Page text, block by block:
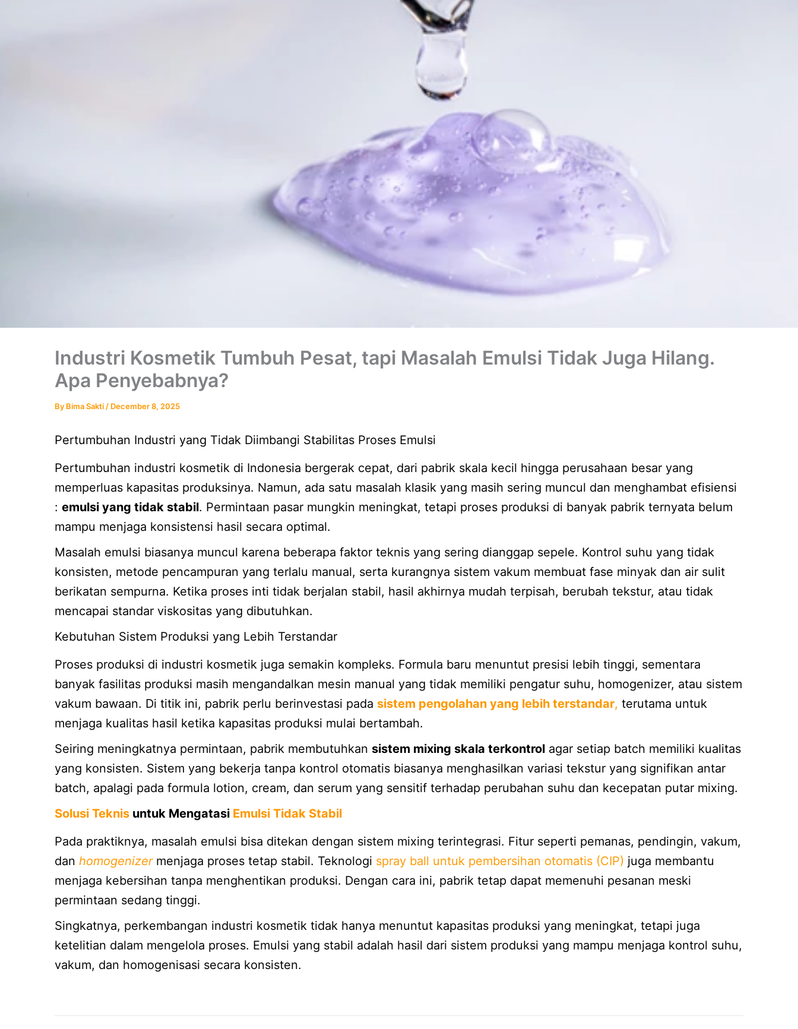
Industri Kosmetik Tumbuh Pesat, tapi Masalah Emulsi Tidak Juga Hilang.
Apa Penyebabnya?
By Bima Sakti/ December 8, 2025
Pertumbuhan Industri yang Tidak Diimbangi Stabilitas Proses Emulsi
Pertumbuhan industri kosmetik di Indonesia bergerak cepat, dari pabrik skala kecil hingga perusahaan besar yang
memperluas kapasitas produksinya. Namun, ada satu masalah klasik yang masih sering muncul dan menghambat efisiensi
: emulsi yang tidak stabil. Permintaan pasar mungkin meningkat, tetapi proses produksi di banyak pabrik ternyata belum
mampu menjaga konsistensi hasil secara optimal.
Masalah emulsi biasanya muncul karena beberapa faktor teknis yang sering dianggap sepele. Kontrol suhu yang tidak
konsisten, metode pencampuran yang terlalu manual, serta kurangnya sistem vakum membuat fase minyak dan air sulit
berikatan sempurna. Ketika proses inti tidak berjalan stabil, hasil akhirnya mudah terpisah, berubah tekstur, atau tidak
mencapai standar viskositas yang dibutuhkan.
Kebutuhan Sistem Produksi yang Lebih Terstandar
Proses produksi di industri kosmetik juga semakin kompleks. Formula baru menuntut presisi lebih tinggi, sementara
banyak fasilitas produksi masih mengandalkan mesin manual yang tidak memiliki pengatur suhu, homogenizer, atau sistem
vakum bawaan. Di titik ini, pabrik perlu berinvestasi pada sistem pengolahan yang lebih terstandar, terutama untuk
menjaga kualitas hasil ketika kapasitas produksi mulai bertambah.
Seiring meningkatnya permintaan, pabrik membutuhkan sistem mixing skala terkontrol agar setiap batch memiliki kualitas
yang konsisten. Sistem yang bekerja tanpa kontrol otomatis biasanya menghasilkan variasi tekstur yang signifikan antar
batch, apalagi pada formula lotion, cream, dan serum yang sensitif terhadap perubahan suhu dan kecepatan putar mixing.
Solusi Teknis untuk Mengatasi Emulsi Tidak Stabil
Pada praktiknya, masalah emulsi bisa ditekan dengan sistem mixing terintegrasi. Fitur seperti pemanas, pendingin, vakum,
dan homogenizer menjaga proses tetap stabil. Teknologi spray ball untuk pembersihan otomatis (CIP) juga membantu
menjaga kebersihan tanpa menghentikan produksi. Dengan cara ini, pabrik tetap dapat memenuhi pesanan meski
permintaan sedang tinggi.
Singkatnya, perkembangan industri kosmetik tidak hanya menuntut kapasitas produksi yang meningkat, tetapi juga
ketelitian dalam mengelola proses. Emulsi yang stabil adalah hasil dari sistem produksi yang mampu menjaga kontrol suhu,
vakum, dan homogenisasi secara konsisten.